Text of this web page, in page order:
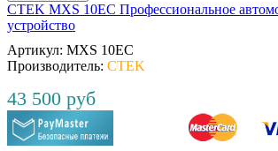
CTEK MXS 10EC Профессиональное
устройство
Артикул: MXS 10EC
Производитель: CTEK
43 500 руб